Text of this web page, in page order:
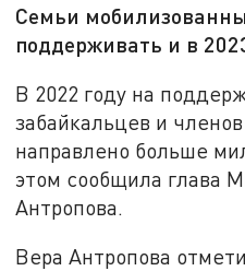
Семьи
поддерживать и в
В 2022 году на
забайкальцев и
направлено больше
этом сообщила глава
Антропова.
Вера Антропова